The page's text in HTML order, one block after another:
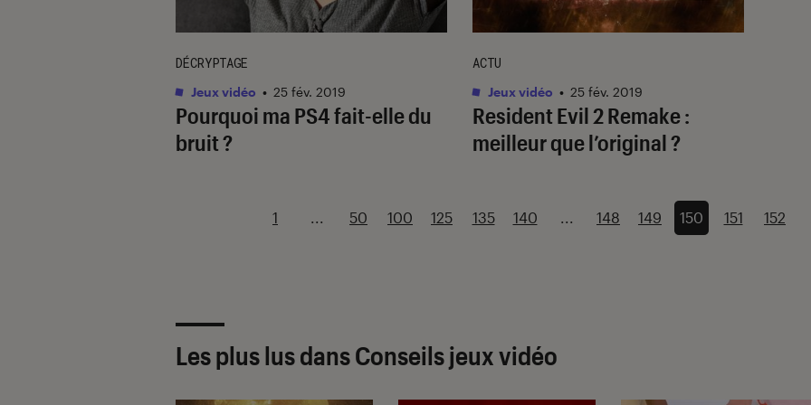
Pourquoi ma PS4 fait-elle du
bruit ?
DÉCRYPTAGE
Jeux vidéo • 25 fév. 2019
Resident Evil 2 Remake :
meilleur que l’original ?
ACTU
Jeux vidéo • 25 fév. 2019
1 ... 50 100 125 135 140 ... 148 149 150 151 152
Les plus lus dans Conseils jeux vidéo